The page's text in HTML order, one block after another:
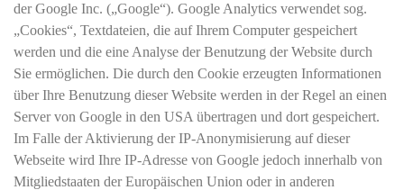
der Google Inc. („Google“). Google Analytics verwendet sog.
„Cookies“, Textdateien, die auf Ihrem Computer gespeichert
werden und die eine Analyse der Benutzung der Website durch
Sie ermöglichen. Die durch den Cookie erzeugten Informationen
über Ihre Benutzung dieser Website werden in der Regel an einen
Server von Google in den USA übertragen und dort gespeichert.
Im Falle der Aktivierung der IP-Anonymisierung auf dieser
Webseite wird Ihre IP-Adresse von Google jedoch innerhalb von
Mitgliedstaaten der Europäischen Union oder in anderen